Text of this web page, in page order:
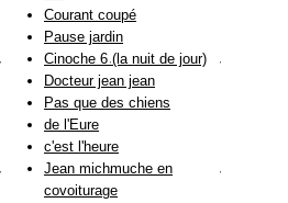
Courant coupé
Pause jardin
Cinoche 6 (la nuit de jour)
Docteur jean jean
Pas que des chiens
de l'Eure
c'est l'heure
Jean michmuche en
covoiturage